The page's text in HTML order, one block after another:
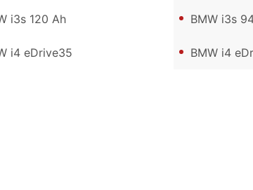
i3s 120 Ah BMW i3s
i4 eDrive35 BMW i4